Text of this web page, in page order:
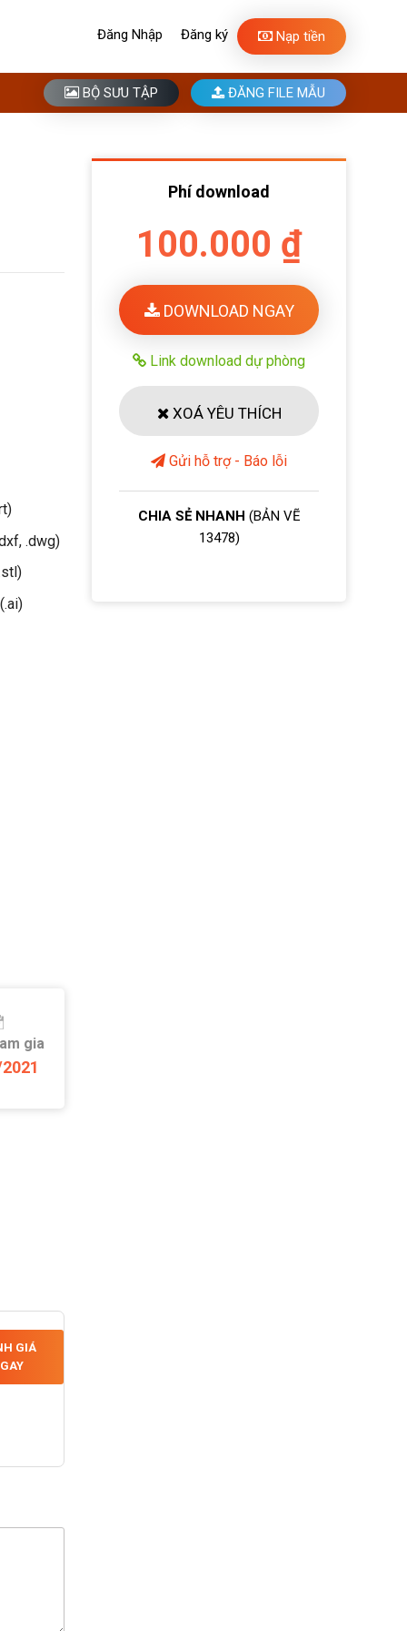
Đăng Nhập Đăng ký Nạp tiền
BỘ SƯU TẬP ĐĂNG FILE MẪU
.dwg)
gia
GIÁ
Phí download
100.000 ₫
DOWNLOAD NGAY
Link download dự phòng
XOÁ YÊU THÍCH
Gửi hỗ trợ - Báo lỗi
CHIA SẺ NHANH (BẢN VẼ
13478)